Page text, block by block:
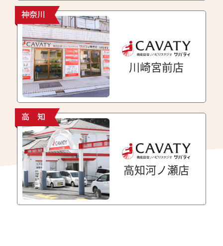
神奈川
川崎宮前店
高 知
高知河ノ瀬店